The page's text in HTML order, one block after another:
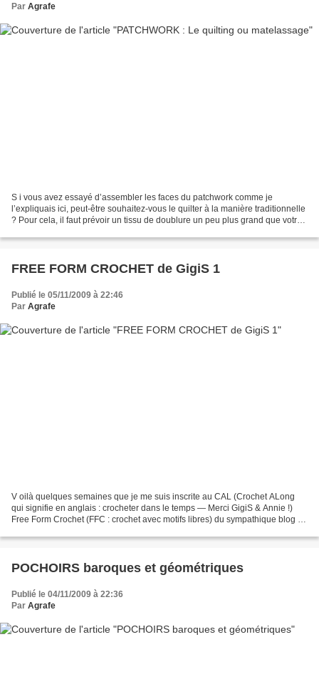
Par Agrafe
S i vous avez essayé d’assembler les faces du patchwork comme je
l’expliquais ici, peut-être souhaitez-vous le quilter à la manière traditionnelle
? Pour cela, il faut prévoir un tissu de doublure un peu plus grand que votre
FREE FORM CROCHET de GigiS 1
Publié le 05/11/2009 à 22:46
Par Agrafe
V oilà quelques semaines que je me suis inscrite au CAL (Crochet ALong
qui signifie en anglais : crocheter dans le temps — Merci GigiS & Annie !)
Free Form Crochet (FFC : crochet avec motifs libres) du sympathique blog de
POCHOIRS baroques et géométriques
Publié le 04/11/2009 à 22:36
Par Agrafe